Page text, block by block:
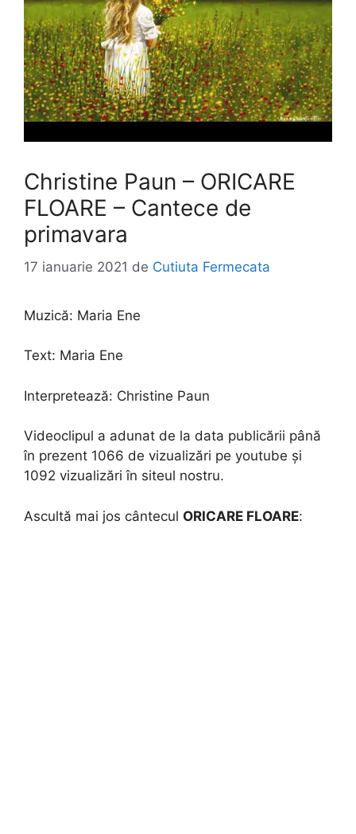
Christine Paun – ORICARE
FLOARE – Cantece de
primavara
17 ianuarie 2021 de Cutiuta Fermecata
Muzică: Maria Ene
Text: Maria Ene
Interpretează: Christine Paun
Videoclipul a adunat de la data publicării până
în prezent 1066 de vizualizări pe youtube și
1092 vizualizări în siteul nostru.
Ascultă mai jos cântecul ORICARE FLOARE: